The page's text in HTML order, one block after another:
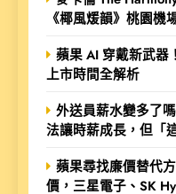
《椰風煖韻》桃園機
蘋果 AI 穿戴新武器
上市時間全解析
外送員薪水變多了
法讓時薪成長，但「
蘋果尋找廉價替代
價，三星電子、SK